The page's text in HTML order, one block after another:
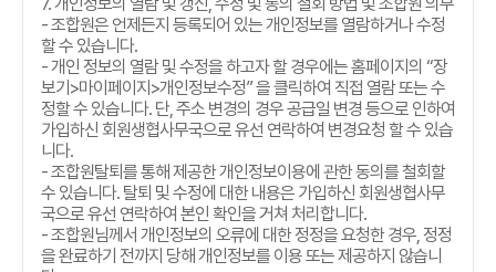
-조합원은 언제든지 등록되어 있는 개인정보를 열람하거나 수정
할 수 있습니다.
-개인 정보의 열람 및 수정을 하고자 할 경우에는 홈페이지의 “장
보기 >마이페이지 >개인정보수정”을 클릭하여 직접 열람 또는 수
정할 수 있습니다. 단,주소 변경의 경우 공급일 변경 등으로 인하여
가입하신 회원생협사무국으로 유선 연락하여 변경요청 할 수 있습
니다.
-조합원탈퇴를 통해 제공한 개인정보이용에 관한 동의를 철회할
수 있습니다. 탈퇴 및 수정에 대한 내용은 가입하신 회원생협사무
국으로 유선 연락하여 본인 확인을 거쳐 처리합니다.
-조합원님께서 개인정보의 오류에 대한 정정을 요청한 경우, 정정
을 완료하기 전까지 당해 개인정보를 이용 또는 제공하지 않습니